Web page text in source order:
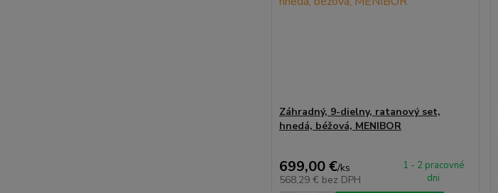
Záhradný, 9-dielny, ratanový set,
hnedá, béžová, MENIBOR
699,00 €/ks
568,29 € bez DPH
1 - 2 pracovné
dni